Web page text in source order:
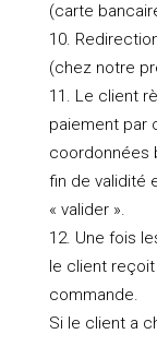
(carte
(chez notre
Le client
paiement par
coordonnées
fin de validité
« valider ».
Une fois
le client
commande.
Si le client a